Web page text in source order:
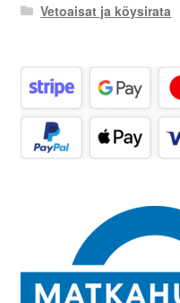
Vetoaisat ja köysirata